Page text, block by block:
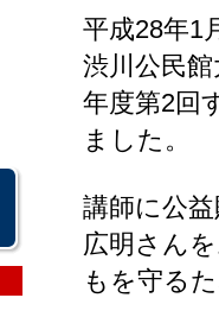
平成28年1
渋川公民
年度第2回
ました。
講師に公
広明さん
もを守る